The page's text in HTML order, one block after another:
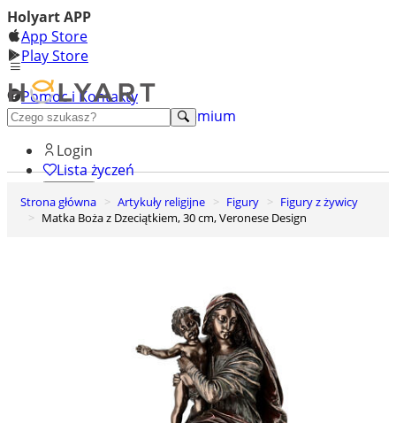
Holyart APP
App Store
Play Store
Pomoc i Kontakty
+48 222 922 860
Odkryj premium
Login
Lista życzeń
0
Koszyk
Strona główna Artykuły religijne Figury
Figury z żywicy
Matka Boża z Dzeciątkiem, 30 cm, Veronese Design